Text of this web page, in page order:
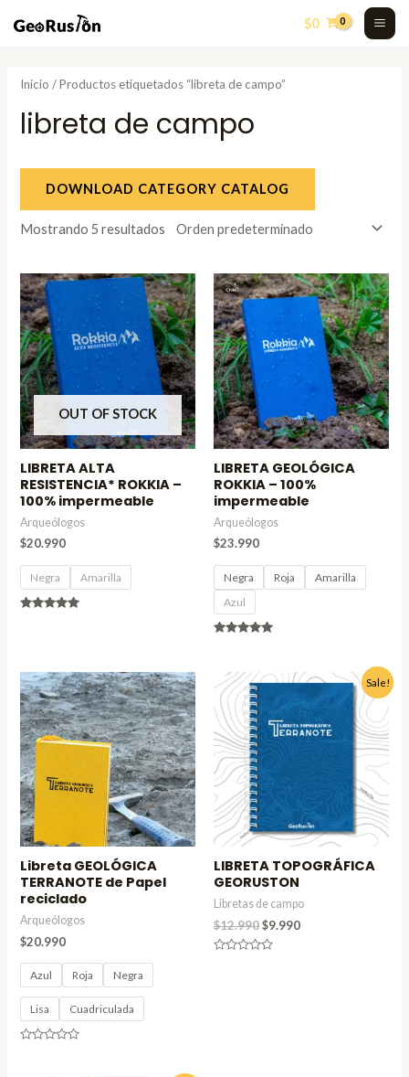
$0
Inicio / Productos etiquetados “libreta de campo”
libreta de campo
DOWNLOAD CATEGORY CATALOG
Mostrando 5 resultados
OUT OF STOCK
LIBRETA ALTA
RESISTENCIA* ROKKIA –
100% impermeable
Arqueólogos
$20.990
Negra Amarilla
LIBRETA GEOLÓGICA
ROKKIA – 100%
impermeable
Arqueólogos
$23.990
Negra Roja
Amarilla
Azul
Libreta GEOLÓGICA
TERRANOTE de Papel
reciclado
Arqueólogos
$20.990
Azul Roja Negra
Lisa Cuadriculada
Sale!
LIBRETA TOPOGRÁFICA
GEORUSTON
Libretas de campo
$12.990
El
original
era:
$12.990.
$9.990
El
precio
actual
es:
$9.990.